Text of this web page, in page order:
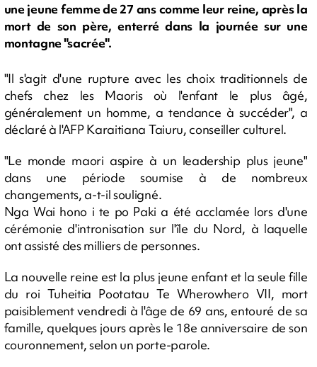
une jeune femme de 27 ans comme leur reine, après la
mort de son père, enterré dans la journée sur une
montagne "sacrée".
"Il s'agit d'une rupture avec les choix traditionnels de
chefs chez les Maoris où l'enfant le plus âgé,
généralement un homme, a tendance à succéder", a
déclaré à l'AFP Karaitiana Taiuru, conseiller culturel.
"Le monde maori aspire à un leadership plus jeune"
dans une période soumise à de nombreux
changements, a-t-il souligné.
Nga Wai hono i te po Paki a été acclamée lors d'une
cérémonie d'intronisation sur l'île du Nord, à laquelle
ont assisté des milliers de personnes.
La nouvelle reine est la plus jeune enfant et la seule fille
du roi Tuheitia Pootatau Te Wherowhero VII, mort
paisiblement vendredi à l'âge de 69 ans, entouré de sa
famille, quelques jours après le 18e anniversaire de son
couronnement, selon un porte-parole.